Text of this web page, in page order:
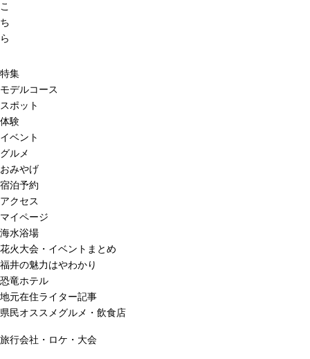
こ
ち
ら
特集
モデルコース
スポット
体験
イベント
グルメ
おみやげ
宿泊予約
アクセス
マイページ
海水浴場
花火大会・イベントまとめ
福井の魅力はやわかり
恐竜ホテル
地元在住ライター記事
県民オススメグルメ・飲食店
旅行会社・ロケ・大会